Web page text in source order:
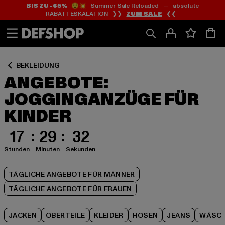
Zum
Inhalt
springen
Zum
Fußzeile
springen
BIS ZU -65%😲💥 Summer Sale Reloaded — absolute
RABATTESKALATION ❯❯ ZUM SALE ❮❮
BEKLEIDUNG
ANGEBOTE:
JOGGINGANZÜGE FÜR
KINDER
17
Stunden
29
Minuten
32
Sekunden
TÄGLICHE ANGEBOTE FÜR MÄNNER
TÄGLICHE ANGEBOTE FÜR FRAUEN
JACKEN OBERTEILE KLEIDER HOSEN JEANS
Zum
Produktraster
springen